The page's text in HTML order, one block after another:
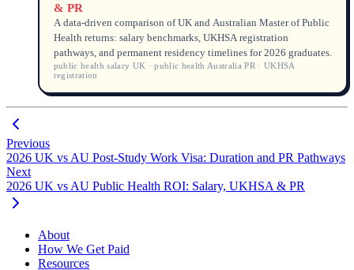
& PR
A data-driven comparison of UK and Australian Master of Public
Health returns: salary benchmarks, UKHSA registration
pathways, and permanent residency timelines for 2026 graduates.
public health salary UK · public health Australia PR · UKHSA
registration
Previous
2026 UK vs AU Post-Study Work Visa: Duration and PR Pathways
Next
2026 UK vs AU Public Health ROI: Salary, UKHSA & PR
About
How We Get Paid
Resources